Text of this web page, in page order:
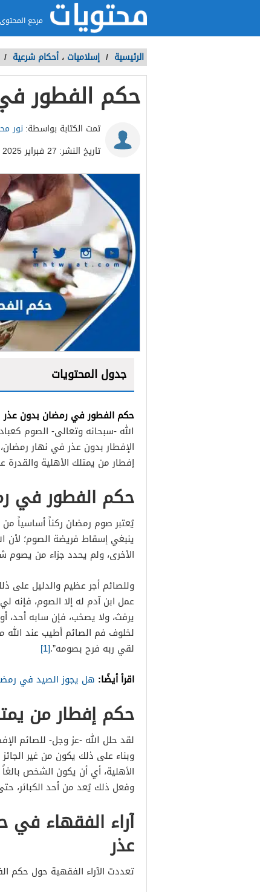
مرجع
الرئيسية / إسلاميات ، أحكام شرعية /
حكم الفطور
تمت الكتابة بواسطة: نور
تاريخ النشر: 27 فبراير 2025 - 11:11ص
جدول المحتويات
حكم الفطور في رمضان بدون عذر
الله -سبحانه وتعالى- الصوم
الإفطار بدون عذر في نهار
إفطار من يمتلك الأهلية والقدرة
حكم الفطور في
يُعتبر صوم رمضان ركناً أساسياً من
ينبغي إسقاط فريضة الصوم؛ لأن
الأخرى، ولم يحدد جزاء من يصوم
وللصائم أجر عظيم والدليل على
عمل ابن آدم له إلا الصوم، فإنه
يرفث، ولا يصخب، فإن سابه أحد،
لخلوف فم الصائم أطيب عند الله
لقي ربه فرح بصومه”.[1]
اقرأ أيضًا: هل يجوز الصيد في
حكم إفطار من
لقد حلل الله -عز وجل- للصائم
وبناء على ذلك يكون من غير
الأهلية، أي أن يكون الشخص
وفعل ذلك يُعد من أحد الكبائر،
آراء الفقهاء
عذر
تعددت الآراء الفقهية حول حكم